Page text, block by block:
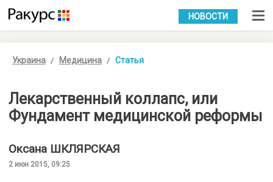
УКР РУС
НОВОСТИ
Украина Медицина Статья
Лекарственный коллапс, или
Фундамент медицинской реформы
Оксана ШКЛЯРСКАЯ
2 июн 2015, 09:25